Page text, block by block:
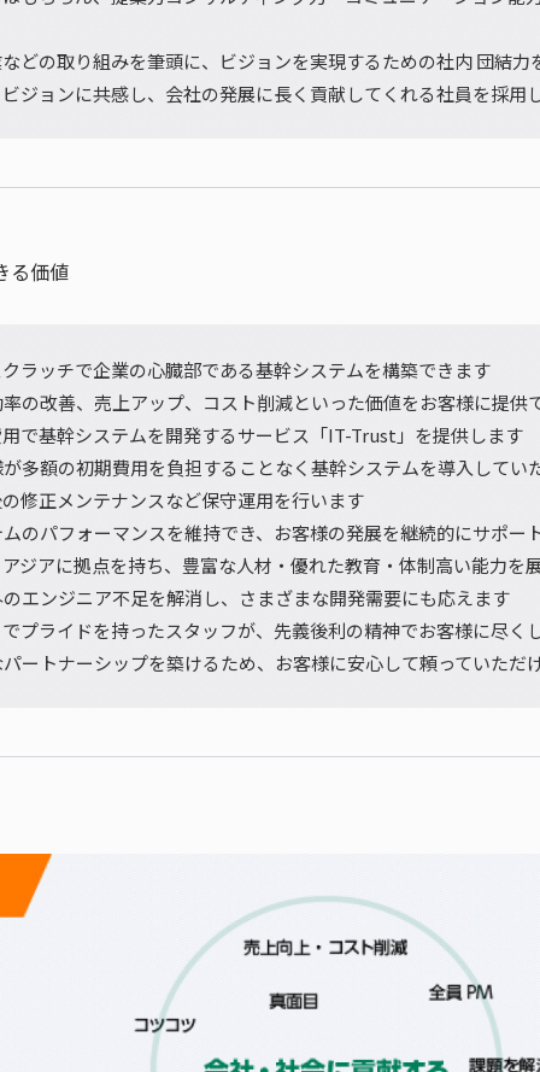
どの取り組みを筆頭に、ビジョンを実現するための社内 団結力
ジョンに共感し、会社の発展に長く貢献してくれる社員を採用
る価値
ラッチで企業の心臓部である基幹システムを構築できます
の改善、売上アップ、コスト削減といった価値をお客様に提供
で基幹システムを開発するサービス「IT-Trust」を提供します
多額の初期費用を負担することなく基幹システムを導入してい
修正メンテナンスなど保守運用を行います
のパフォーマンスを維持でき、お客様の発展を継続的にサポー
ジアに拠点を持ち、豊富な人材・優れた教育・体制高い能力を
エンジニア不足を解消し、さまざまな開発需要にも応えます
プライドを持ったスタッフが、先義後利の精神でお客様に尽く
ートナーシップを築けるため、お客様に安心して頼っていただ